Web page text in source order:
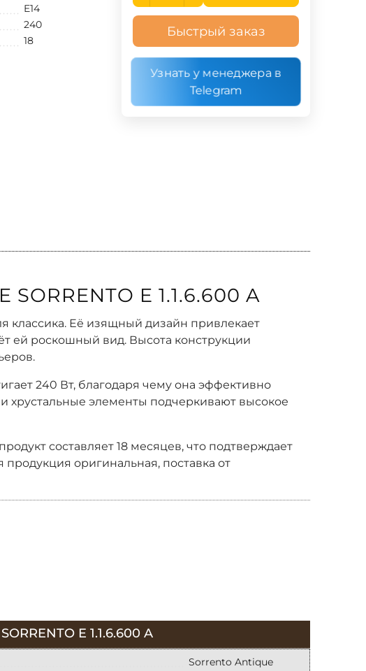
E14
240
18
Быстрый заказ
Узнать у менеджера в
Telegram
E 1.1.6.600 A
классика. Её изящный дизайн привлекает
ей роскошный вид. Высота конструкции
240 Вт, благодаря чему она эффективно
хрустальные элементы подчеркивают высокое
составляет 18 месяцев, что подтверждает
оригинальная, поставка от
E 1.1.6.600 A
Sorrento Antique